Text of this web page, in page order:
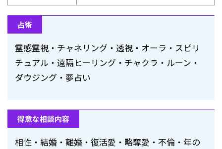
占術
霊感霊視・チャネリング・透視・オーラ・スピリ
チュアル・遠隔ヒーリング・チャクラ・ルーン・
ダウジング・夢占い
得意な相談内容
相性・結婚・離婚・復活愛・略奪愛・不倫・年の